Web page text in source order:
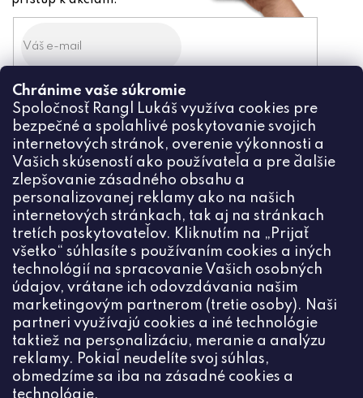
Chránime vaše súkromie
Spoločnosť Rangl Lukáš využíva cookies pre
bezpečné a spoľahlivé poskytovanie svojich
internetových stránok, overenie výkonnosti a
Vašich skúseností ako používateľa a pre ďalšie
zlepšovanie zásadného obsahu a
personalizovanej reklamy ako na našich
internetových stránkach, tak aj na stránkach
tretích poskytovateľov. Kliknutím na „Prijať
všetko“ súhlasíte s používaním cookies a iných
technológií na spracovanie Vašich osobných
údajov, vrátane ich odovzdávania našim
marketingovým partnerom (tretie osoby). Naši
partneri využívajú cookies a iné technológie
taktiež na personalizáciu, meranie a analýzu
reklamy. Pokiaľ neudelíte svoj súhlas,
obmedzíme sa iba na zásadné cookies a
technológie.
Odoslaním súhlasíte zo
spracovaním osobných údajov
PRIHLÁSIŤ
Kontakt
info @ceske-koralky.sk
+420774444191